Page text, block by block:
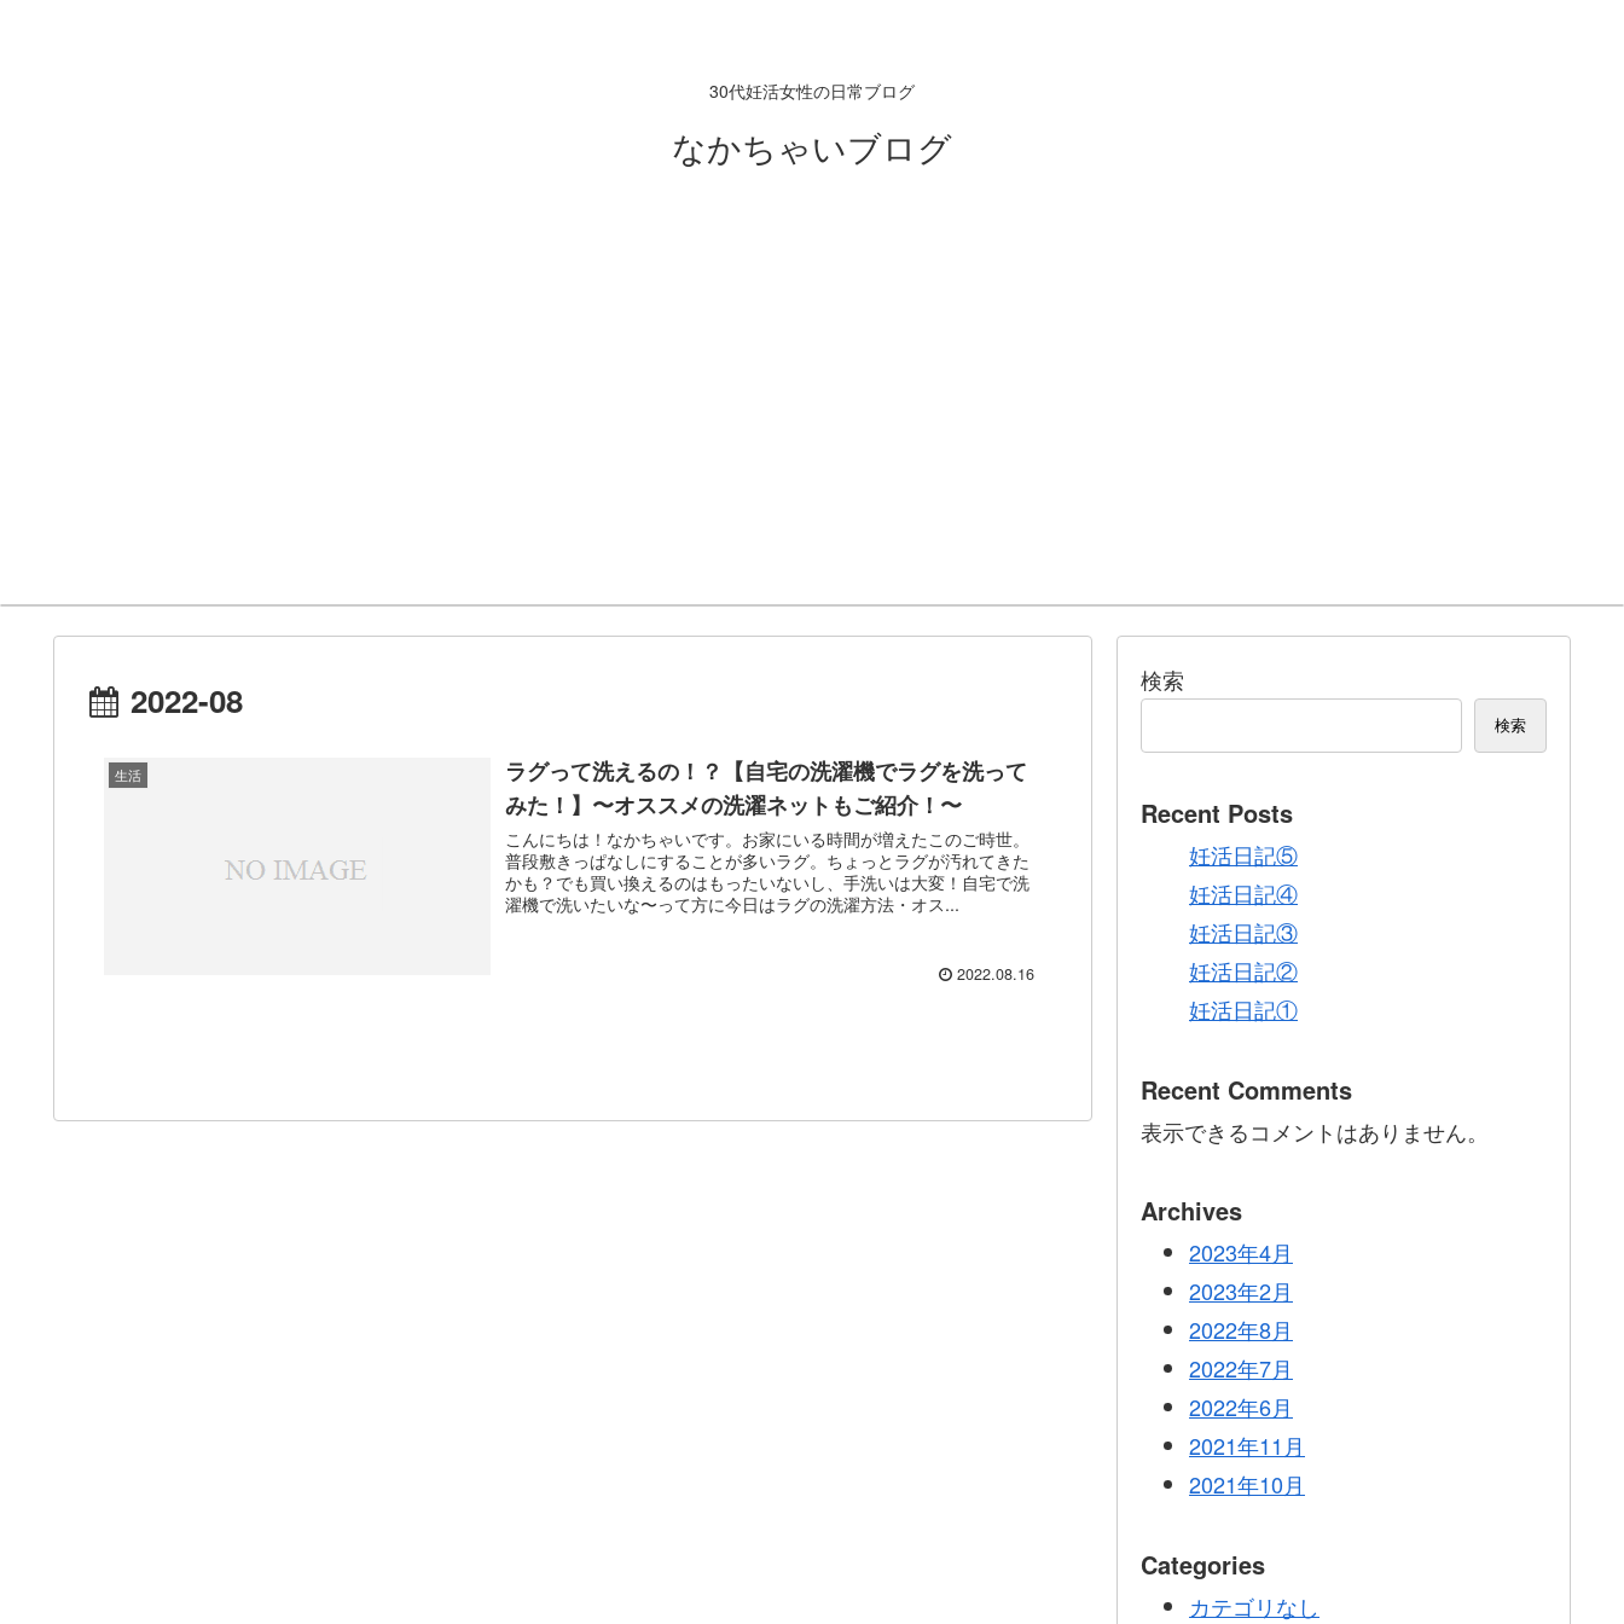
30代妊活女性の日常ブログ
なかちゃいブログ
2022-08
生活
ラグって洗えるの！？【自宅の洗濯機でラグを洗って
みた！】〜オススメの洗濯ネットもご紹介！〜
こんにちは！なかちゃいです。お家にいる時間が増えたこのご時世。
普段敷きっぱなしにすることが多いラグ。ちょっとラグが汚れてきた
かも？でも買い換えるのはもったいないし、手洗いは大変！自宅で洗
濯機で洗いたいな〜って方に今日はラグの洗濯方法・オス...
2022.08.16
検索
検索
Recent Posts
妊活日記⑤
妊活日記④
妊活日記③
妊活日記②
妊活日記①
Recent Comments
表示できるコメントはありません。
Archives
2023年4月
2023年2月
2022年8月
2022年7月
2022年6月
2021年11月
2021年10月
Categories
カテゴリなし